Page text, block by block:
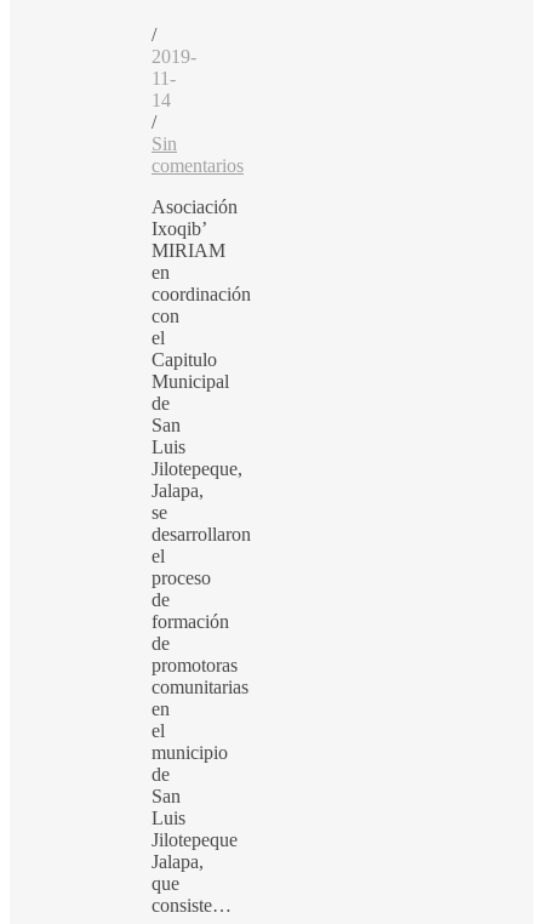
/
2019-
11-
14
/
Sin
comentarios
Asociación
Ixoqib’
MIRIAM
en
coordinación
con
el
Capitulo
Municipal
de
San
Luis
Jilotepeque,
Jalapa,
se
desarrollaron
el
proceso
de
formación
de
promotoras
comunitarias
en
el
municipio
de
San
Luis
Jilotepeque
Jalapa,
que
consiste…